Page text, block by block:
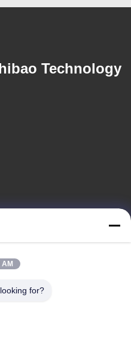
Technology
SHAHE WEST ROAD, XILI
for?